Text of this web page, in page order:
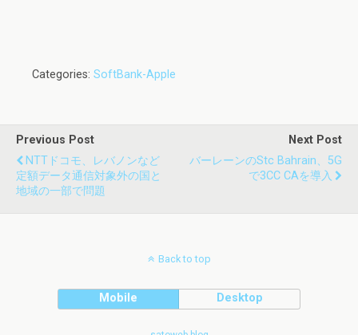
Categories: SoftBank-Apple
Previous Post
NTTドコモ、レバノンなど
定額データ通信対象外の国と
地域の一部で問題
Next Post
バーレーンのstc Bahrain、5G
で3CC CAを導入
Back to top
Mobile Desktop